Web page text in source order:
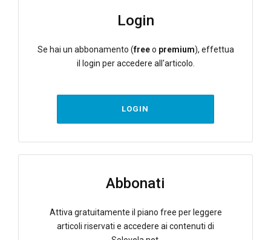
Login
Se hai un abbonamento (freeo premium), effettua
il login per accedere all'articolo.
LOGIN
Abbonati
Attiva gratuitamente il piano free per leggere
articoli riservati e accedere ai contenuti di